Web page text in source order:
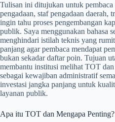
Tulisan ini ditujukan untuk pembaca
pengadaan, staf pengadaan daerah,
ingin tahu proses pengembangan
publik. Saya menggunakan bahasa
menghindari istilah teknis yang
panjang agar pembaca mendapat
bukan sekadar daftar poin. Tujuan
membantu institusi melihat TOT
sebagai kewajiban administratif
investasi jangka panjang untuk
layanan publik.
Apa itu TOT dan Mengapa Penting?